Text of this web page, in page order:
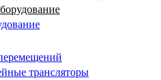
трансляторы